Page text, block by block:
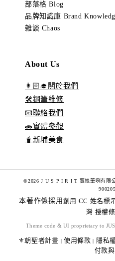
部落格 Blog
品牌知識庫 Brand
雜談 Chaos
About Us
👩🏻‍🎓關於我們
🛠️鋼筆維修
📧聯絡我們
🚗實體參觀
🧋新埔美食
©2026 J U S P I R I T 賈絲筆咧有限
本著作係採用 創用 CC 姓名標
灣 授權
Theme code & UI proprietary to
⚜️朝聖者計畫 | 使用條款 | 隱私
付款